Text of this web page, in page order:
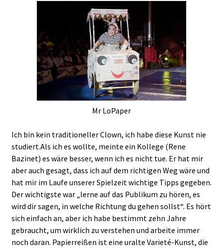
Mr LoPaper
Ich bin kein traditioneller Clown, ich habe diese Kunst nie
studiert.Als ich es wollte, meinte ein Kollege (Rene
Bazinet) es wäre besser, wenn ich es nicht tue. Er hat mir
aber auch gesagt, dass ich auf dem richtigen Weg wäre und
hat mir im Laufe unserer Spielzeit wichtige Tipps gegeben.
Der wichtigste war „lerne auf das Publikum zu hören, es
wird dir sagen, in welche Richtung du gehen sollst“. Es hört
sich einfach an, aber ich habe bestimmt zehn Jahre
gebraucht, um wirklich zu verstehen und arbeite immer
noch daran. Papierreißen ist eine uralte Varieté-Kunst, die